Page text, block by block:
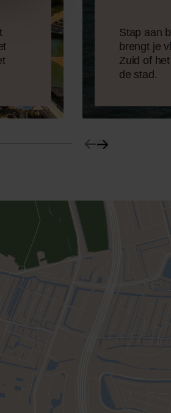
Stap aan
brengt je
Zuid of
de stad.